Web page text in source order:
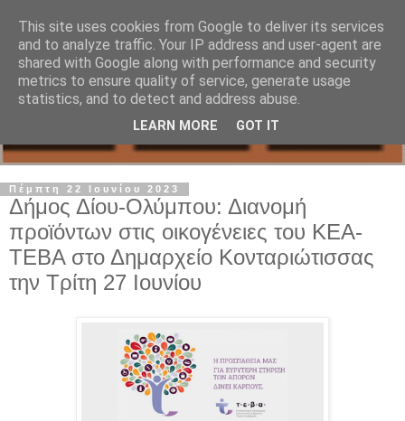
Πέμπτη 22 Ιουνίου 2023
Δήμος Δίου-Ολύμπου: Διανομή
προϊόντων στις οικογένειες του ΚΕΑ-
TEBA στο Δημαρχείο Κονταριώτισσας
την Τρίτη 27 Ιουνίου
This site uses cookies from Google to deliver its services
and to analyze traffic. Your IP address and user-agent are
shared with Google along with performance and security
metrics to ensure quality of service, generate usage
statistics, and to detect and address abuse.
LEARN MORE GOT IT